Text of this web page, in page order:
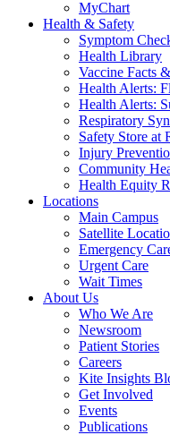
MyChart
Health & Safety
Symptom
Health Library
Vaccine Facts
Health Alerts:
Health Alerts:
Respiratory
Safety Store at
Injury
Community
Health Equity
Locations
Main Campus
Satellite
Emergency
Urgent Care
Wait Times
About Us
Who We Are
Newsroom
Patient Stories
Careers
Kite Insights
Get Involved
Events
Publications